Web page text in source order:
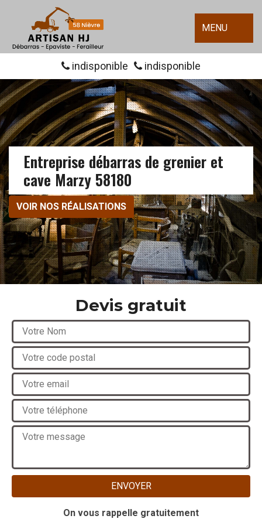
MENU
indisponible indisponible
Entreprise débarras de grenier et
cave Marzy 58180
VOIR NOS RÉALISATIONS
Devis gratuit
On vous rappelle gratuitement